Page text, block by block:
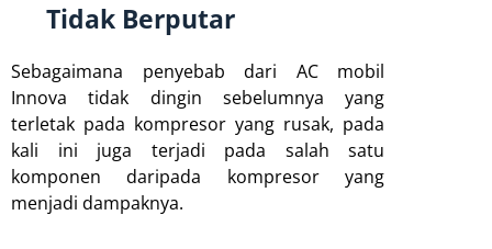
Tidak Berputar
Sebagaimana penyebab dari AC mobil
Innova tidak dingin sebelumnya yang
terletak pada kompresor yang rusak, pada
kali ini juga terjadi pada salah satu
komponen daripada kompresor yang
menjadi dampaknya.